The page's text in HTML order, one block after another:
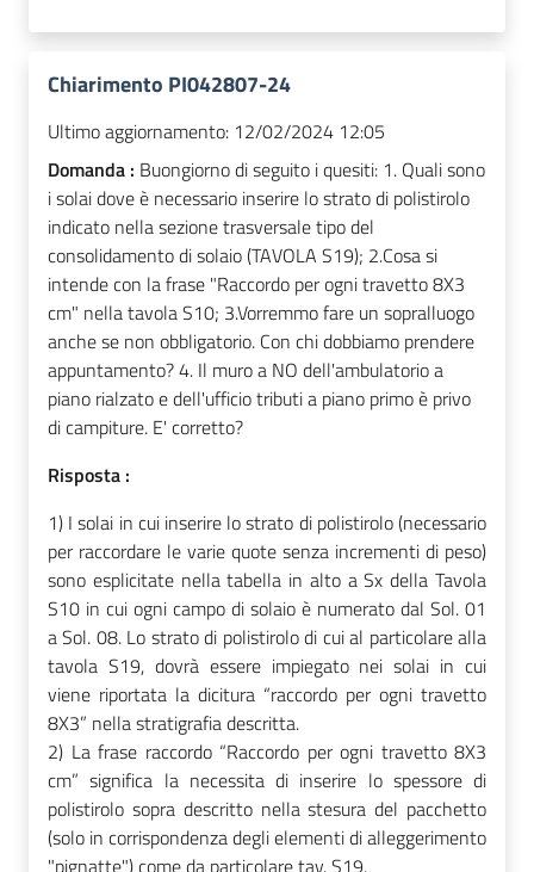
Chiarimento PI042807-24
Ultimo aggiornamento: 12/02/2024 12:05
Domanda : Buongiorno di seguito i quesiti: 1. Quali sono
i solai dove è necessario inserire lo strato di polistirolo
indicato nella sezione trasversale tipo del
consolidamento di solaio (TAVOLA S19); 2.Cosa si
intende con la frase "Raccordo per ogni travetto 8X3
cm" nella tavola S10; 3.Vorremmo fare un sopralluogo
anche se non obbligatorio. Con chi dobbiamo prendere
appuntamento? 4. Il muro a NO dell'ambulatorio a
piano rialzato e dell'ufficio tributi a piano primo è privo
di campiture. E' corretto?
Risposta :
1) I solai in cui inserire lo strato di polistirolo (necessario
per raccordare le varie quote senza incrementi di peso)
sono esplicitate nella tabella in alto a Sx della Tavola
S10 in cui ogni campo di solaio è numerato dal Sol. 01
a Sol. 08. Lo strato di polistirolo di cui al particolare alla
tavola S19, dovrà essere impiegato nei solai in cui
viene riportata la dicitura “raccordo per ogni travetto
8X3” nella stratigrafia descritta.
2) La frase raccordo “Raccordo per ogni travetto 8X3
cm” significa la necessita di inserire lo spessore di
polistirolo sopra descritto nella stesura del pacchetto
(solo in corrispondenza degli elementi di alleggerimento
"pignatte") come da particolare tav. S19.